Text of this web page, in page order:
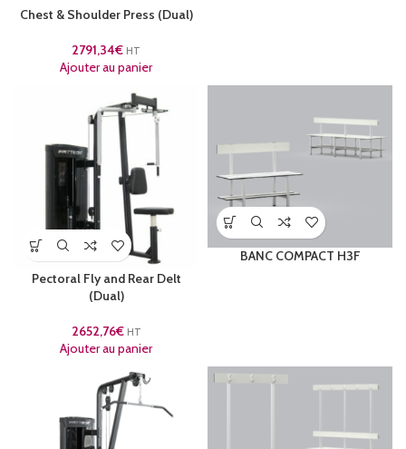
Chest & Shoulder Press (Dual)
2791,34€ HT
Ajouter au panier
Pectoral Fly and Rear Delt
(Dual)
2652,76€ HT
Ajouter au panier
BANC COMPACT H3F